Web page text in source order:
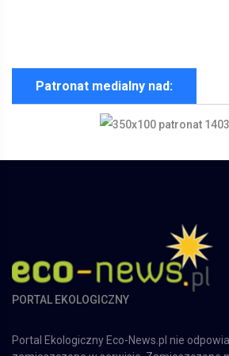
Patronat medialny nad:
PORTAL EKOLOGICZNY
Portal Ekologiczny Eco-News.pl nie